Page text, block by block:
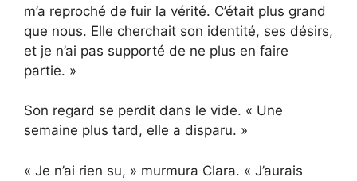
m’a reproché de fuir la vérité. C’était plus grand
que nous. Elle cherchait son identité, ses désirs,
et je n’ai pas supporté de ne plus en faire
partie. »
Son regard se perdit dans le vide. « Une
semaine plus tard, elle a disparu. »
« Je n’ai rien su, » murmura Clara. « J’aurais